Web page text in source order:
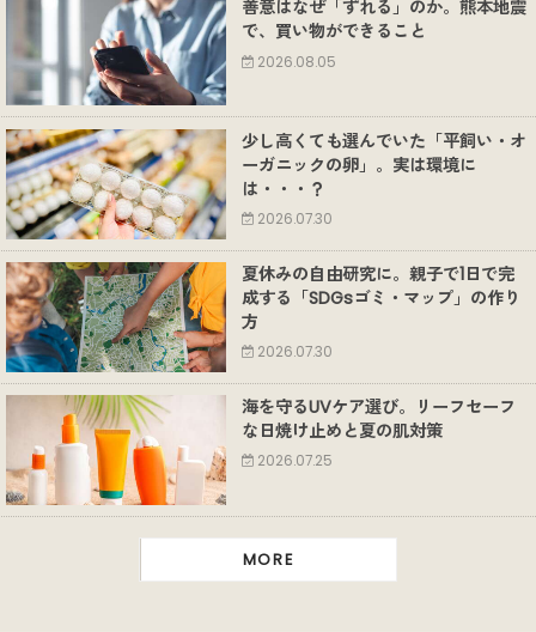
善意はなぜ「ずれる」のか。熊本地震
で、買い物ができること
2026.08.05
少し高くても選んでいた「平飼い・オ
ーガニックの卵」。実は環境に
は・・・？
2026.07.30
夏休みの自由研究に。親子で1日で完
成する「SDGsゴミ・マップ」の作り
方
2026.07.30
海を守るUVケア選び。リーフセーフ
な日焼け止めと夏の肌対策
2026.07.25
MORE